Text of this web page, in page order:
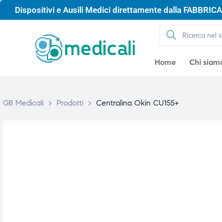
Dispositivi e Ausili Medici direttamente dalla
Home Chi
GB Medicali > Prodotti > Centralina Okin CU155+